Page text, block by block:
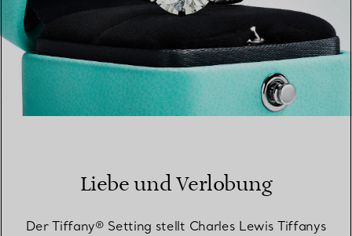
Liebe und Verlobung
Der Tiffany® Setting stellt Charles Lewis Tiffanys